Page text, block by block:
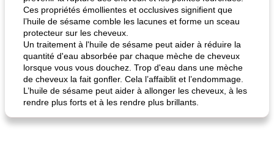
quinoa petit déjeuner méditerranéen
Ces propriétés émollientes et occlusives signifient que
l’huile de sésame comble les lacunes et forme un sceau
protecteur sur les cheveux.
Un traitement à l'huile de sésame peut aider à réduire la
quantité d'eau absorbée par chaque mèche de cheveux
lorsque vous vous douchez. Trop d'eau dans une mèche
de cheveux la fait gonfler. Cela l’affaiblit et l’endommage.
L’huile de sésame peut aider à allonger les cheveux, à les
rendre plus forts et à les rendre plus brillants.